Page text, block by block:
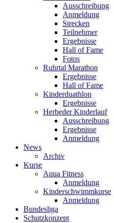
Ausschreibung
Anmeldung
Strecken
Teilnehmer
Ergebnisse
Hall of Fame
Fotos
Ruhrtal Marathon
Ergebnisse
Hall of Fame
Kinderduathlon
Ergebnisse
Herbeder Kinderlauf
Ausschreibung
Ergebnisse
Anmeldung
News
Archiv
Kurse
Aqua Fitness
Anmeldung
Kinderschwimmkurse
Anmeldung
Bundesliga
Schutzkonzept